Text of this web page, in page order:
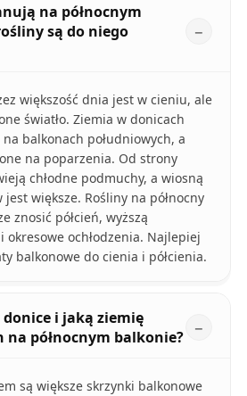
na północnym
są do niego
większość dnia jest w cieniu, ale
światło. Ziemia w donicach
balkonach południowych, a
na poparzenia. Od strony
chłodne podmuchy, a wiosną
większe. Rośliny na północny
znosić półcień, wyższą
okresowe ochłodzenia. Najlepiej
balkonowe do cienia i półcienia.
i jaką ziemię
północnym balkonie?
są większe skrzynki balkonowe